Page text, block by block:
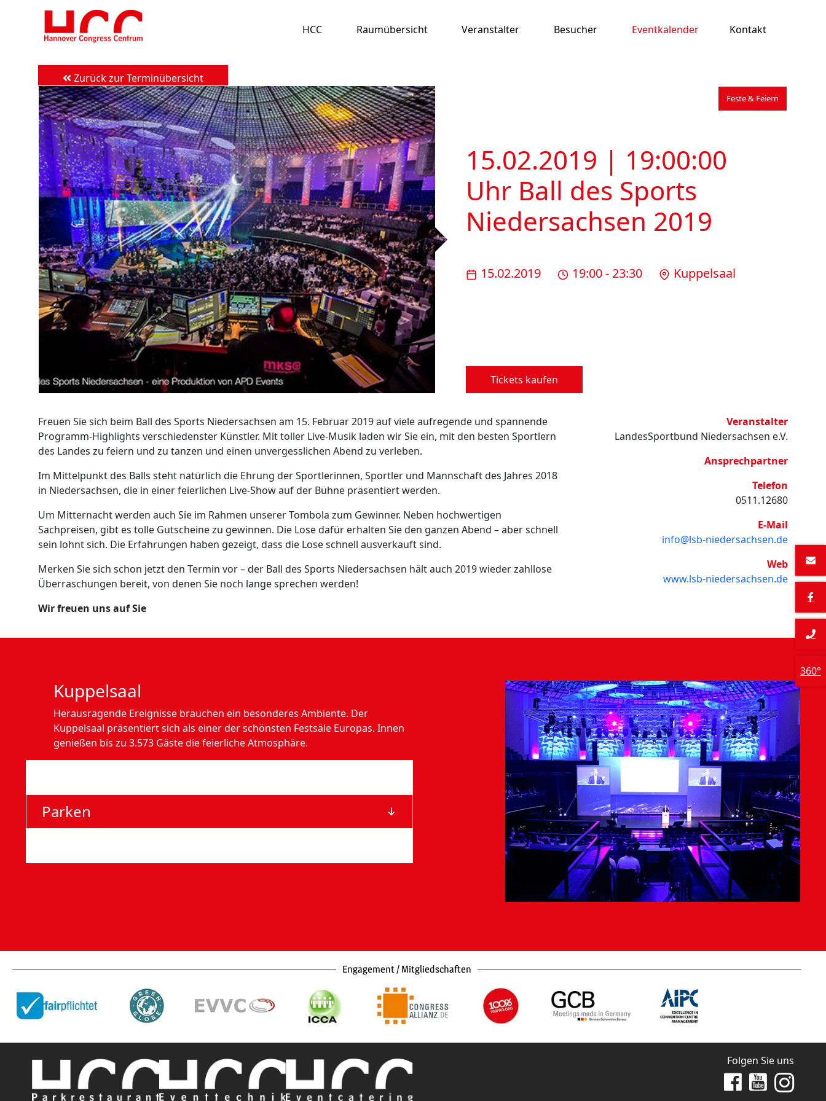
HCC Raumübersicht Veranstalter Besucher Eventkalender Kontakt
Zurück zur Terminübersicht
Feste & Feiern
15.02.2019 | 19:00:00
Uhr Ball des Sports
Niedersachsen 2019
Tickets kaufen
15.02.2019 19:00 - 23:30 Kuppelsaal
Freuen Sie sich beim Ball des Sports Niedersachsen am 15. Februar 2019 auf viele aufregende und spannende
Programm-Highlights verschiedenster Künstler. Mit toller Live-Musik laden wir Sie ein, mit den besten Sportlern
des Landes zu feiern und zu tanzen und einen unvergesslichen Abend zu verleben.
Im Mittelpunkt des Balls steht natürlich die Ehrung der Sportlerinnen, Sportler und Mannschaft des Jahres 2018
in Niedersachsen, die in einer feierlichen Live-Show auf der Bühne präsentiert werden.
Um Mitternacht werden auch Sie im Rahmen unserer Tombola zum Gewinner. Neben hochwertigen
Sachpreisen, gibt es tolle Gutscheine zu gewinnen. Die Lose dafür erhalten Sie den ganzen Abend – aber schnell
sein lohnt sich. Die Erfahrungen haben gezeigt, dass die Lose schnell ausverkauft sind.
Merken Sie sich schon jetzt den Termin vor – der Ball des Sports Niedersachsen hält auch 2019 wieder zahllose
Überraschungen bereit, von denen Sie noch lange sprechen werden!
Wir freuen uns auf Sie
Veranstalter
LandesSportbund Niedersachsen e.V.
Ansprechpartner
Telefon
0511.12680
E-Mail
info@lsb-niedersachsen.de
Web
www.lsb-niedersachsen.de
Kuppelsaal
Herausragende Ereignisse brauchen ein besonderes Ambiente. Der
Kuppelsaal präsentiert sich als einer der schönsten Festsäle Europas. Innen
genießen bis zu 3.573 Gäste die feierliche Atmosphäre.
Parken
Engagement / Mitgliedschaften
Folgen Sie uns
Zu Facebook
Zu Youtube
Zu
360°